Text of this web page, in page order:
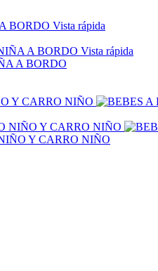
Vista rápida
Vista rápida
A BORDO
Y CARRO NIÑO